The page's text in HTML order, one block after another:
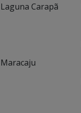
Laguna Carapã
Maracaju